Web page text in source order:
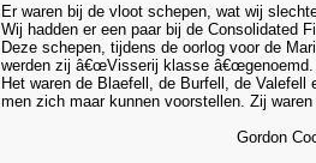
Er waren bij de vloot schepen, wat wij
Wij hadden er een paar bij de Consolidated
Deze schepen, tijdens de oorlog voor de
werden zij â€œVisserij klasse â€œgenoemd.
Het waren de Blaefell, de Burfell, de
men zich maar kunnen voorstellen. Zij
Gordon Cockerill â€“